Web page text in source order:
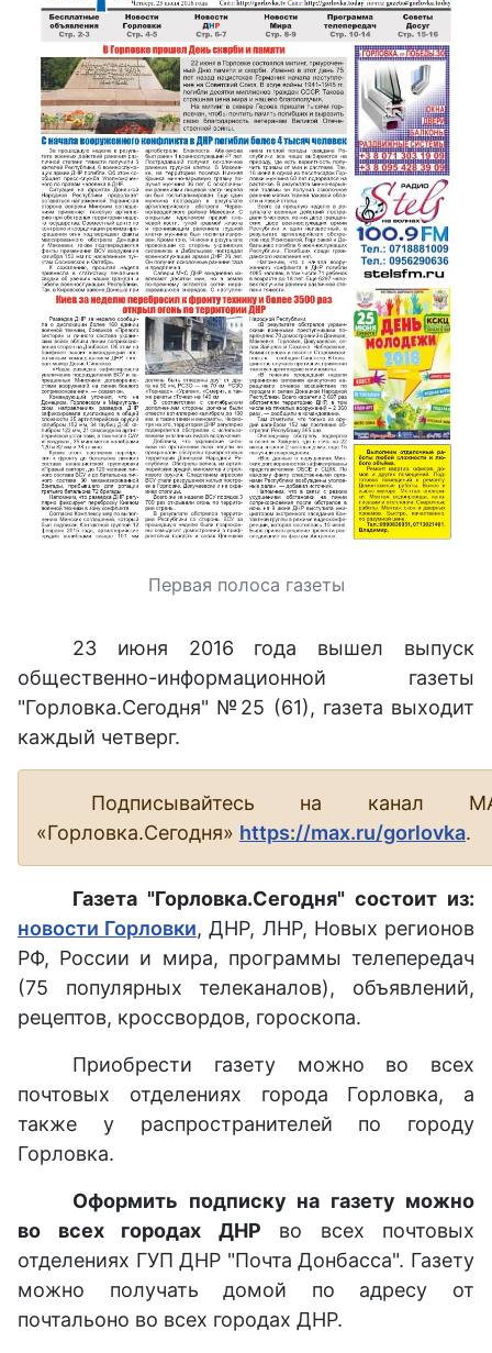
Первая полоса газеты
23 июня 2016 года вышел выпуск
общественно-информационной газеты
"Горловка.Сегодня" №25 (61), газета выходит
каждый четверг.
Подписывайтесь на канал
«Горловка.Сегодня» https://max.ru/gorlovka.
Газета "Горловка.Сегодня" состоит из:
новости Горловки, ДНР, ЛНР, Новых регионов
РФ, России и мира, программы телепередач
(75 популярных телеканалов), объявлений,
рецептов, кроссвордов, гороскопа.
Приобрести газету можно во всех
почтовых отделениях города Горловка, а
также у распространителей по городу
Горловка.
Оформить подписку на газету можно
во всех городах ДНР во всех почтовых
отделениях ГУП ДНР "Почта Донбасса". Газету
можно получать домой по адресу от
почтальоно во всех городах ДНР.